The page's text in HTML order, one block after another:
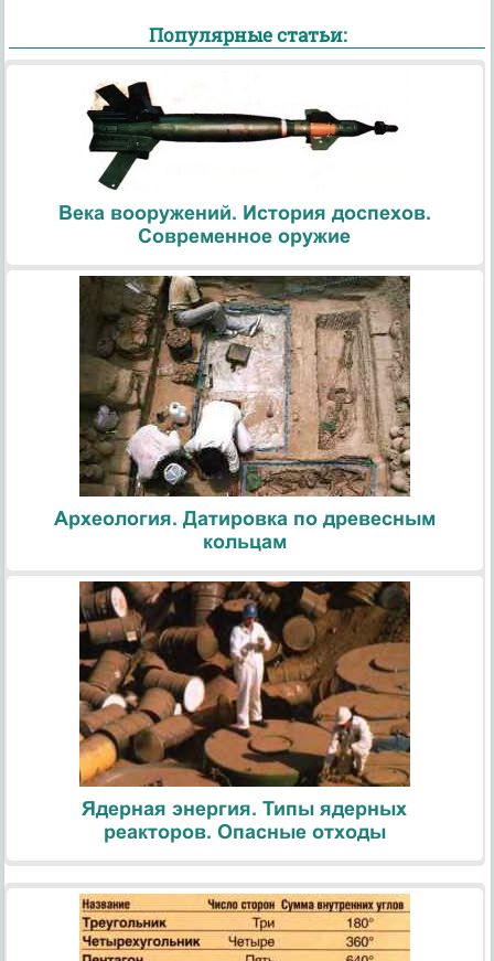
Популярные статьи:
Века вооружений. История доспехов.
Современное оружие
Археология. Датировка по древесным
кольцам
Ядерная энергия. Типы ядерных
реакторов. Опасные отходы